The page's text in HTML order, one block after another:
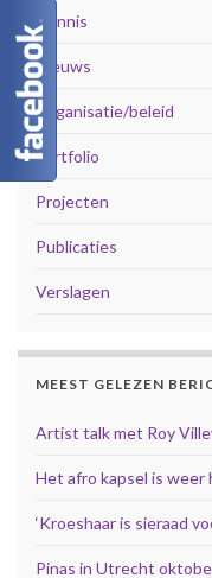
Kennis
Nieuws
Organisatie/beleid
portfolio
Projecten
Publicaties
Verslagen
MEEST GELEZEN
Artist talk met Roy
Het afro kapsel is weer
‘Kroeshaar is sieraad
Pinas in Utrecht